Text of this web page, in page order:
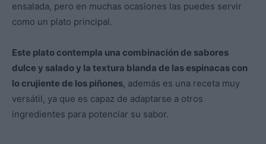
ensalada, pero en muchas ocasiones las puedes servir
como un plato principal.
Este plato contempla una combinación de sabores
dulce y salado y la textura blanda de las espinacas con
lo crujiente de los piñones, además es una receta muy
versátil, ya que es capaz de adaptarse a otros
ingredientes para potenciar su sabor.